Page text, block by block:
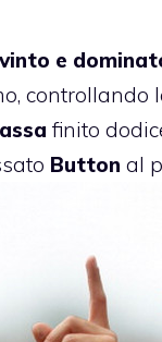
e
controllando
finito
Button al